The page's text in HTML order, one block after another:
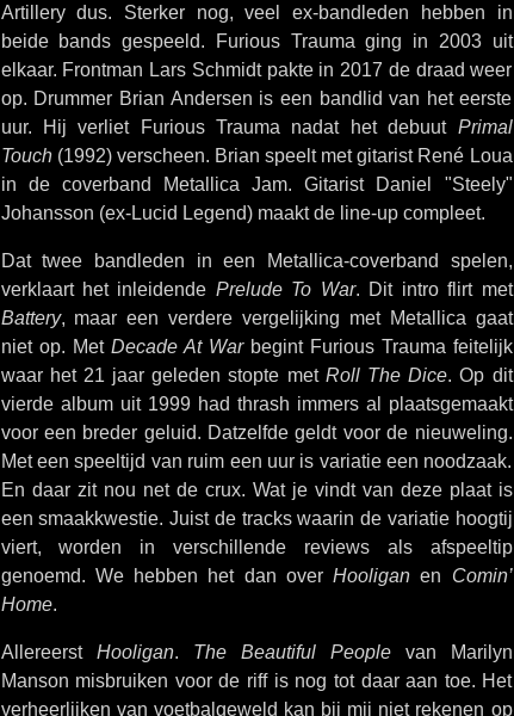
Artillery dus. Sterker nog, veel ex-bandleden hebben in
beide bands gespeeld. Furious Trauma ging in 2003 uit
elkaar. Frontman Lars Schmidt pakte in 2017 de draad weer
op. Drummer Brian Andersen is een bandlid van het eerste
uur. Hij verliet Furious Trauma nadat het debuut Primal
Touch(1992) verscheen. Brian speelt met gitarist René Loua
in de coverband Metallica Jam. Gitarist Daniel "Steely"
Johansson (ex-Lucid Legend) maakt de line-up compleet.
Dat twee bandleden in een Metallica-coverband spelen,
verklaart het inleidende Prelude To War. Dit intro flirt met
Battery, maar een verdere vergelijking met Metallica gaat
niet op. Met Decade At Warbegint Furious Trauma feitelijk
waar het 21 jaar geleden stopte met Roll The Dice. Op dit
vierde album uit 1999 had thrash immers al plaatsgemaakt
voor een breder geluid. Datzelfde geldt voor de nieuweling.
Met een speeltijd van ruim een uur is variatie een noodzaak.
En daar zit nou net de crux. Wat je vindt van deze plaat is
een smaakkwestie. Juist de tracks waarin de variatie hoogtij
viert, worden in verschillende reviews als afspeeltip
genoemd. We hebben het dan over Hooligan en Comin’
Home.
Allereerst Hooligan. The Beautiful Peoplevan Marilyn
Manson misbruiken voor de riff is nog tot daar aan toe. Het
verheerlijken van voetbalgeweld kan bij mij niet rekenen op